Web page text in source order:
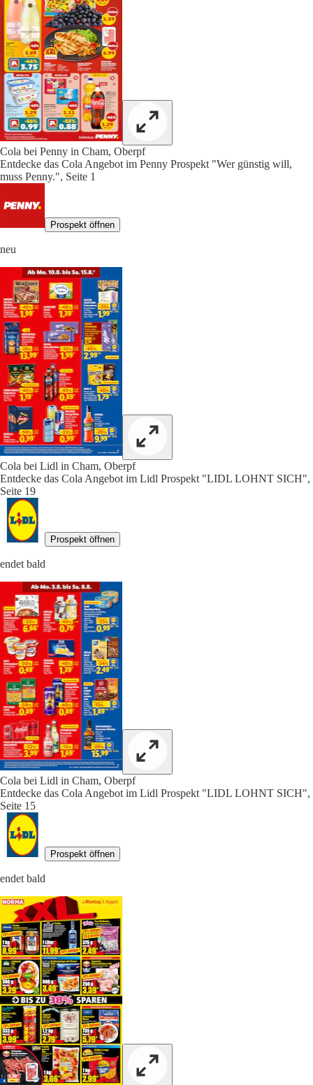
Cola bei Penny in Cham, Oberpf
Entdecke das Cola Angebot im Penny Prospekt "Wer günstig will,
muss Penny.", Seite 1
Prospekt öffnen
neu
Cola bei Lidl in Cham, Oberpf
Entdecke das Cola Angebot im Lidl Prospekt "LIDL LOHNT SICH",
Seite 19
Prospekt öffnen
endet bald
Cola bei Lidl in Cham, Oberpf
Entdecke das Cola Angebot im Lidl Prospekt "LIDL LOHNT SICH",
Seite 15
Prospekt öffnen
endet bald